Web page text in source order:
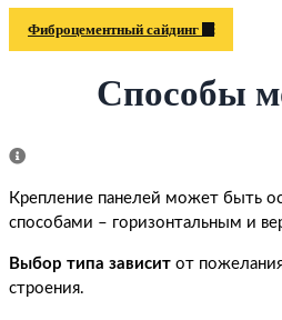
Фиброцементный сайдинг
Способы
Крепление панелей может быть
способами – горизонтальным и
Выбор типа зависит от
строения.